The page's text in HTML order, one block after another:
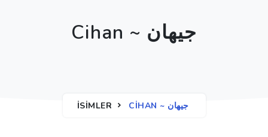
Cihan ~ جیهان
İSIMLER CIHAN ~ جیهان